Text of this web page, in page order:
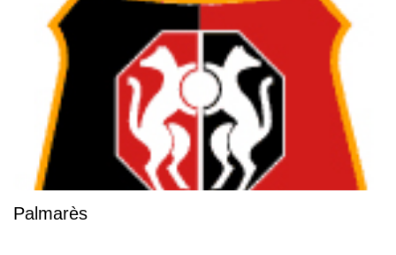
Palmarès